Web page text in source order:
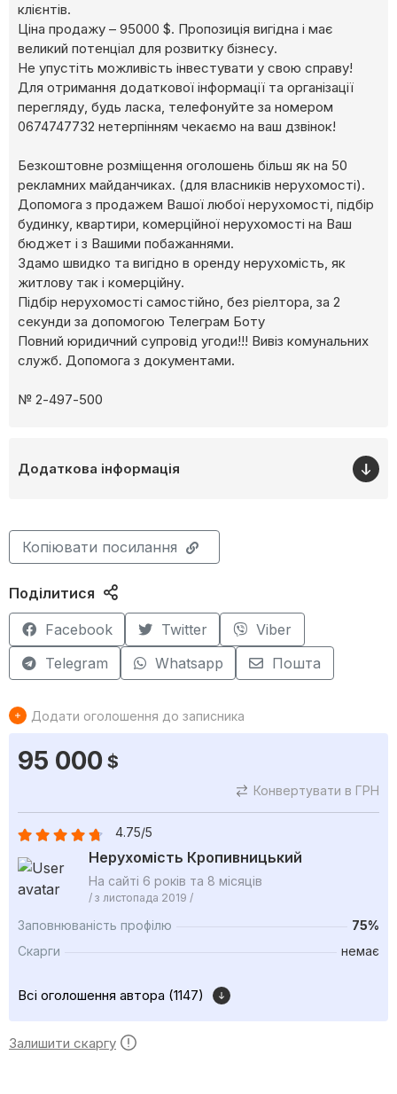
клієнтів.
Ціна продажу – 95000 $. Пропозиція вигідна і має
великий потенціал для розвитку бізнесу.
Не упустіть можливість інвестувати у свою справу!
Для отримання додаткової інформації та організації
перегляду, будь ласка, телефонуйте за номером
0674747732 нетерпінням чекаємо на ваш дзвінок!
Безкоштовне розміщення оголошень більш як на 50
рекламних майданчиках. (для власників нерухомості).
Допомога з продажем Вашої любої нерухомості, підбір
будинку, квартири, комерційної нерухомості на Ваш
бюджет і з Вашими побажаннями.
Здамо швидко та вигідно в оренду нерухомість, як
житлову так і комерційну.
Підбір нерухомості самостійно, без ріелтора, за 2
секунди за допомогою Телеграм Боту
Повний юридичний супровід угоди!!! Вивіз комунальних
служб. Допомога з документами.
№ 2-497-500
Додаткова інформація
Копіювати посилання
Поділитися
Facebook Twitter
Viber
Telegram
Whatsapp Пошта
Додати оголошення до записника
95 000 $
Конвертувати в ГРН
4.75/5
Нерухомість Кропивницький
На сайті 6 років та 8 місяців
/ з листопада 2019 /
Заповнюваність профілю
75%
Скарги
немає
Всі оголошення автора (1147)
Залишити скаргу